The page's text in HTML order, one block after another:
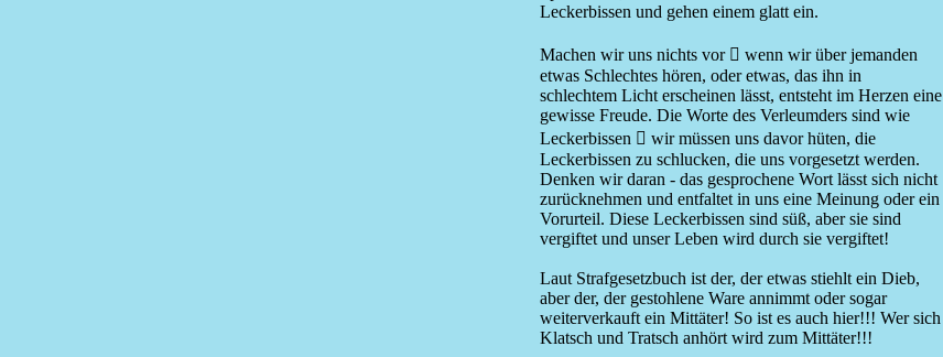
Leckerbissen und gehen einem glatt ein.
Machen wir uns nichts vor  wenn wir über jemanden
etwas Schlechtes hören, oder etwas, das ihn in
schlechtem Licht erscheinen lässt, entsteht im Herzen eine
gewisse Freude. Die Worte des Verleumders sind wie
Leckerbissen  wir müssen uns davor hüten, die
Leckerbissen zu schlucken, die uns vorgesetzt werden.
Denken wir daran - das gesprochene Wort lässt sich nicht
zurücknehmen und entfaltet in uns eine Meinung oder ein
Vorurteil. Diese Leckerbissen sind süß, aber sie sind
vergiftet und unser Leben wird durch sie vergiftet!
Laut Strafgesetzbuch ist der, der etwas stiehlt ein Dieb,
aber der, der gestohlene Ware annimmt oder sogar
weiterverkauft ein Mittäter! So ist es auch hier!!! Wer sich
Klatsch und Tratsch anhört wird zum Mittäter!!!